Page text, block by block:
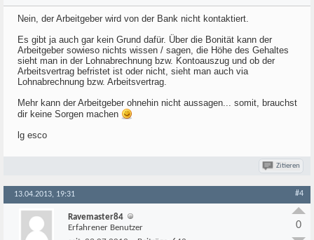
Nein, der Arbeitgeber wird von der Bank nicht kontaktiert.
Es gibt ja auch gar kein Grund dafür. Über die Bonität kann der
Arbeitgeber sowieso nichts wissen / sagen, die Höhe des Gehaltes
sieht man in der Lohnabrechnung bzw. Kontoauszug und ob der
Arbeitsvertrag befristet ist oder nicht, sieht man auch via
Lohnabrechnung bzw. Arbeitsvertrag.
Mehr kann der Arbeitgeber ohnehin nicht aussagen... somit, brauchst
dir keine Sorgen machen
lg esco
Zitieren
13.04.2013, 19:31 #4
Ravemaster84
Erfahrener Benutzer
0